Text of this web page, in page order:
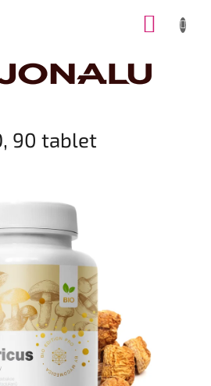
90 tablet